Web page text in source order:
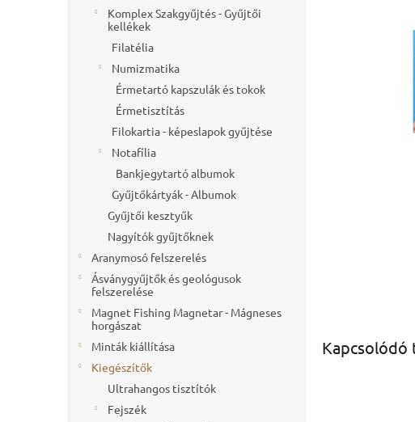
Komplex Szakgyűjtés - Gyűjtői
kellékek
Filatélia
Numizmatika
Érmetartó kapszulák és tokok
Érmetisztítás
Filokartia - képeslapok gyűjtése
Notafília
Bankjegytartó albumok
Gyűjtőkártyák - Albumok
Gyűjtői kesztyűk
Nagyítók gyűjtőknek
Aranymosó felszerelés
Ásványgyűjtők és geológusok
felszerelése
Magnet Fishing Magnetar - Mágneses
horgászat
Minták kiállítása
Kiegészítők
Ultrahangos tisztítók
Fejszék
Kapcsolódó